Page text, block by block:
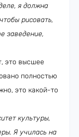
я должна
рисовать,
заведение,
это высшее
полностью
это какой-то
культуры,
Я училась на